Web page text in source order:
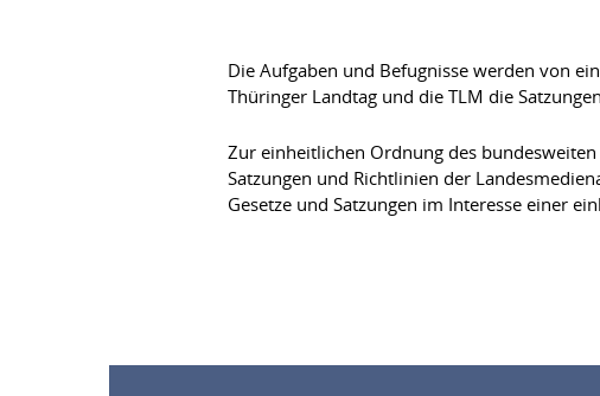
Die Aufgaben und Befugnisse werden von
Thüringer Landtag und die TLM die
Zur einheitlichen Ordnung des
Satzungen und Richtlinien der
Gesetze und Satzungen im Interesse einer